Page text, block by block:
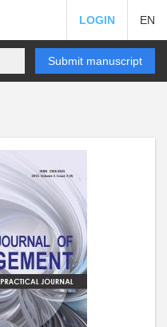
LOGIN EN
Submit manuscript